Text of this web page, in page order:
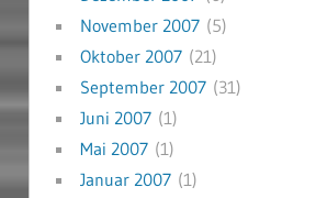
November 2007(5)
Oktober 2007(21)
September 2007(31)
Juni 2007(1)
Mai 2007(1)
Januar 2007(1)